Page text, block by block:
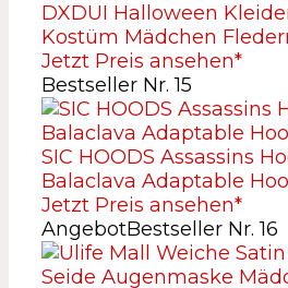
DXDUI Halloween
Kostüm Mädchen
Jetzt Preis ansehen*
Bestseller Nr. 15
SIC HOODS Assassins
Balaclava Adaptable
Jetzt Preis ansehen*
AngebotBestseller Nr. 16